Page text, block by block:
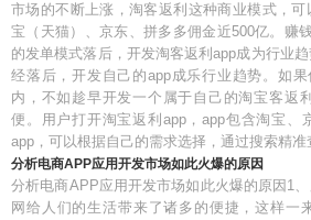
市场的不断上涨，淘客返利这种商业模式，
宝（天猫）、京东、拼多多佣金近500亿。赚
的发单模式落后，开发淘客返利app成为行业
经落后，开发自己的app成乐行业趋势。如
内，不如趁早开发一个属于自己的淘宝客返
便。用户打开淘宝返利app，app包含淘宝、
app，可以根据自己的需求选择，通过搜索精准
分析电商APP应用开发市场如此火爆的原因
分析电商APP应用开发市场如此火爆的原因1
网给人们的生活带来了诸多的便捷，这样一